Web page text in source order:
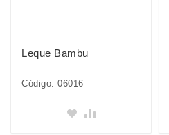
Leque Bambu
Código: 06016